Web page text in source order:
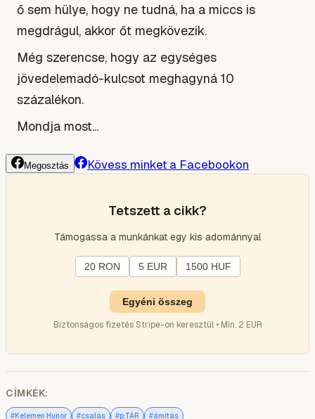
ő sem hülye, hogy ne tudná, ha a miccs is
megdrágul, akkor őt megkövezik.
Még szerencse, hogy az egységes
jövedelemadó-kulcsot meghagyná 10
százalékon.
Mondja most...
Megosztás Kövess minket a Facebookon
Tetszett a cikk?
Támogassa a munkánkat egy kis adománnyal
20 RON 5 EUR 1500 HUF
Egyéni összeg
Biztonságos fizetés Stripe-on keresztül • Min. 2 EUR
CÍMKÉK:
#Kelemen Hunor #csalás #p:TÁR #ámítás